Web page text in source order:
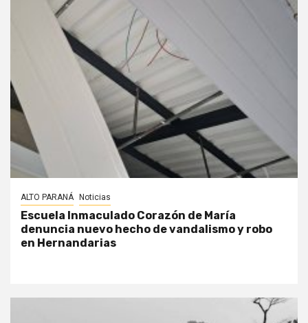
ALTO PARANÁ Noticias
Escuela Inmaculado Corazón de María
denuncia nuevo hecho de vandalismo y robo
en Hernandarias